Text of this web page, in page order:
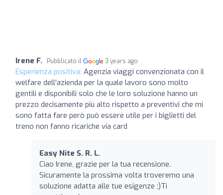
Irene F. Pubblicato il 3 years ago
Esperienza positiva: Agenzia viaggi convenzionata con il
welfare dell'azienda per la quale lavoro sono molto
gentili e disponibili solo che le loro soluzione hanno un
prezzo decisamente più alto rispetto a preventivi che mi
sono fatta fare però può essere utile per i biglietti del
treno non fanno ricariche via card
Easy Nite S. R. L.
Ciao Irene, grazie per la tua recensione.
Sicuramente la prossima volta troveremo una
soluzione adatta alle tue esigenze ;)Ti